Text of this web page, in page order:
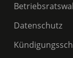
Datenschutz